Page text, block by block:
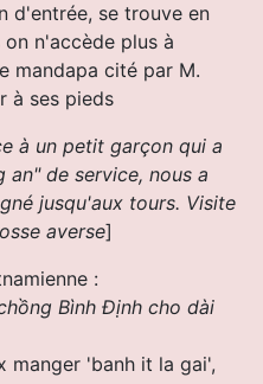
d'entrée, se trouve en
n'accède plus à
mandapa cité par M.
à ses pieds
à un petit garçon qui a
de service, nous a
jusqu'aux tours. Visite
averse]
:
Bình Ðịnh cho dài
manger 'banh it la gai',